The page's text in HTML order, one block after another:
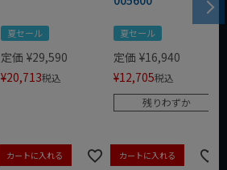
夏セール
定価 ¥29,590
¥20,713税込
カートに入れる
夏セール
定価 ¥16,940
¥12,705税込
残りわずか
カートに入れる